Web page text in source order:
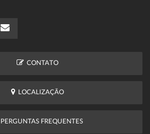
CONTATO
LOCALIZAÇÃO
PERGUNTAS FREQUENTES